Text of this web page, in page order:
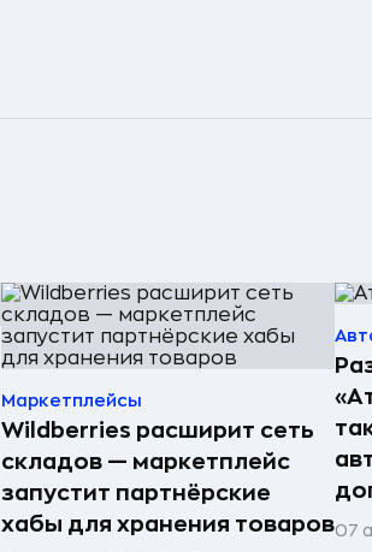
Маркетплейсы
Wildberries расширит сеть
складов — маркетплейс
запустит партнёрские
хабы для хранения товаров07